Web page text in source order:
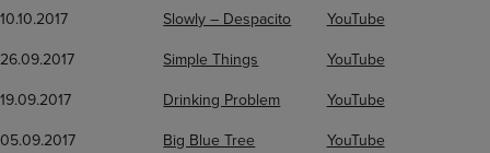
10.10.2017
Slowly – Despacito
YouTube
26.09.2017
Simple Things
YouTube
19.09.2017
Drinking Problem
YouTube
05.09.2017
Big Blue Tree
YouTube